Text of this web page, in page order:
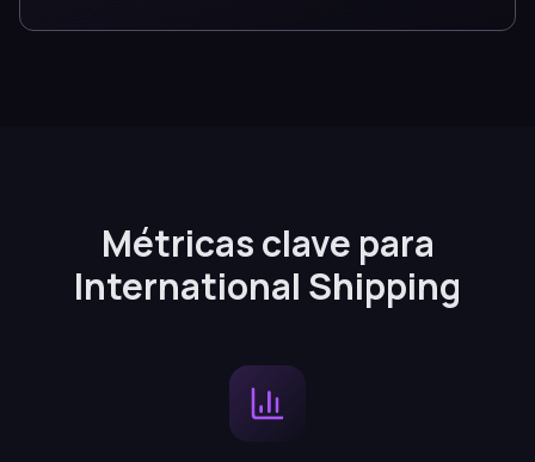
Métricas clave para
International Shipping